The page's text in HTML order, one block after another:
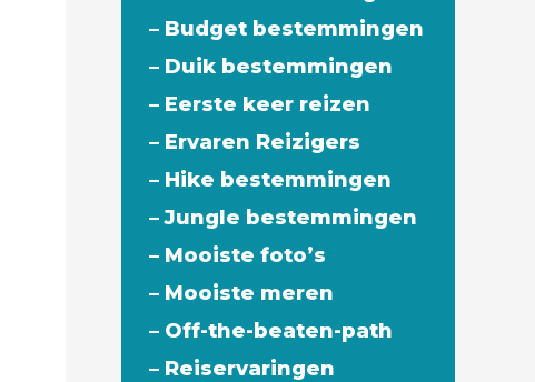
– Budget bestemmingen
– Duik bestemmingen
– Eerste keer reizen
– Ervaren Reizigers
– Hike bestemmingen
– Jungle bestemmingen
– Mooiste foto’s
– Mooiste meren
– Off-the-beaten-path
– Reiservaringen